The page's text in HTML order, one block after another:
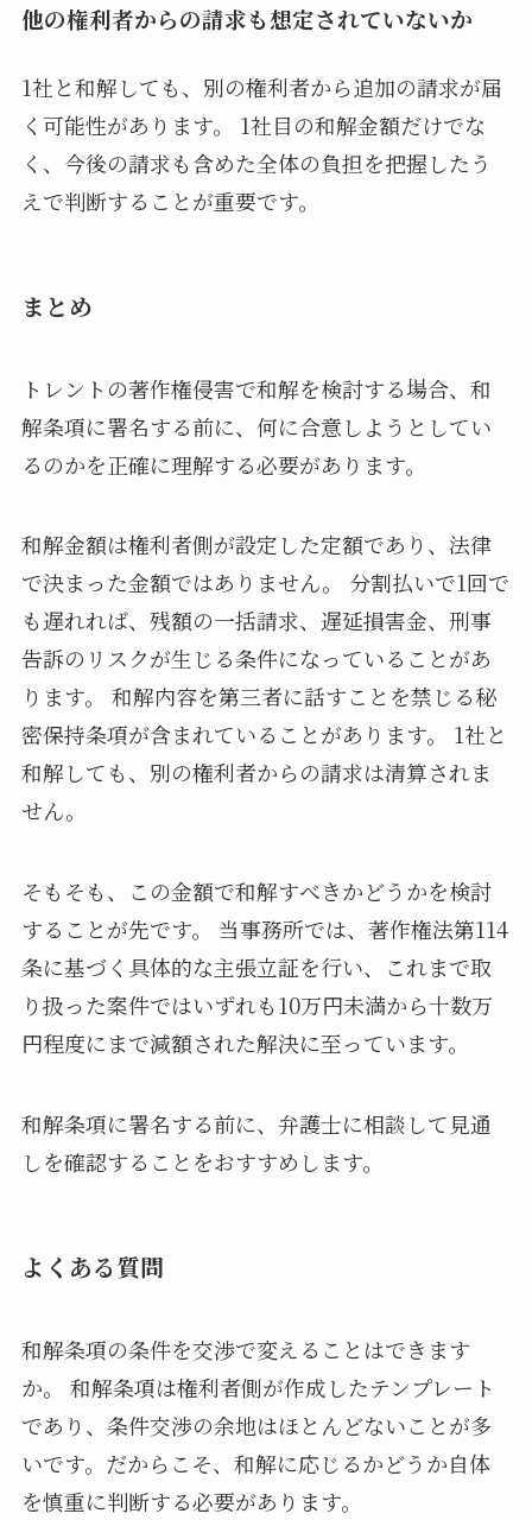
他の権利者からの請求も想定されていないか
1社と和解しても、別の権利者から追加の請求が届
く可能性があります。 1社目の和解金額だけでな
く、今後の請求も含めた全体の負担を把握したう
えで判断することが重要です。
まとめ
トレントの著作権侵害で和解を検討する場合、和
解条項に署名する前に、何に合意しようとしてい
るのかを正確に理解する必要があります。
和解金額は権利者側が設定した定額であり、法律
で決まった金額ではありません。 分割払いで1回で
も遅れれば、残額の一括請求、遅延損害金、刑事
告訴のリスクが生じる条件になっていることがあ
ります。 和解内容を第三者に話すことを禁じる秘
密保持条項が含まれていることがあります。 1社と
和解しても、別の権利者からの請求は清算されま
せん。
そもそも、この金額で和解すべきかどうかを検討
することが先です。 当事務所では、著作権法第114
条に基づく具体的な主張立証を行い、これまで取
り扱った案件ではいずれも10万円未満から十数万
円程度にまで減額された解決に至っています。
和解条項に署名する前に、弁護士に相談して見通
しを確認することをおすすめします。
よくある質問
和解条項の条件を交渉で変えることはできます
か。 和解条項は権利者側が作成したテンプレート
であり、条件交渉の余地はほとんどないことが多
いです。だからこそ、和解に応じるかどうか自体
を慎重に判断する必要があります。